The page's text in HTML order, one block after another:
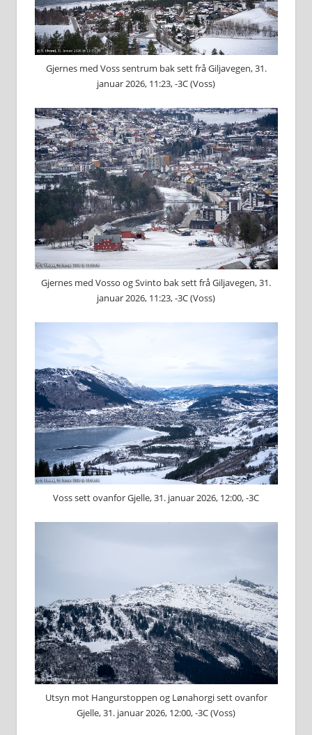
Gjernes med Voss sentrum bak sett frå Giljavegen, 31.
januar 2026, 11:23, -3C (Voss)
Gjernes med Vosso og Svinto bak sett frå Giljavegen, 31.
januar 2026, 11:23, -3C (Voss)
Voss sett ovanfor Gjelle, 31. januar 2026, 12:00, -3C
Utsyn mot Hangurstoppen og Lønahorgi sett ovanfor
Gjelle, 31. januar 2026, 12:00, -3C (Voss)